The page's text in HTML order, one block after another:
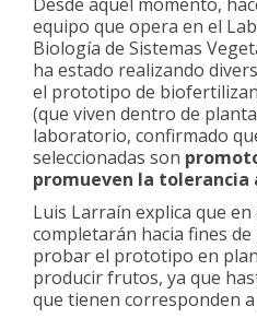
equipo que opera en el
Biología de Sistemas
ha estado realizando
el prototipo de
(que viven dentro de
laboratorio, confirmado
seleccionadas son
promueven la tolerancia
Luis Larraín explica que
completarán hacia fines
probar el prototipo en
producir frutos, ya que
que tienen corresponden